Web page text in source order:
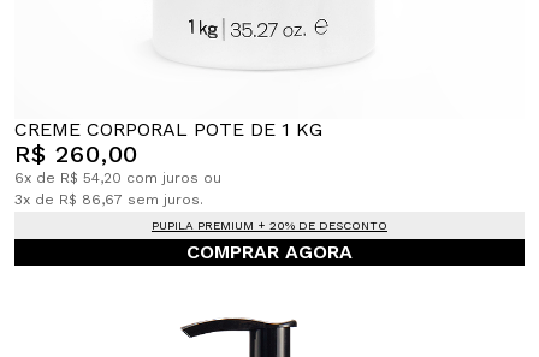
CREME CORPORAL POTE DE 1 KG
R$ 260,00
6x de R$ 54,20 com juros ou
3x de R$ 86,67 sem juros.
PUPILA PREMIUM + 20% DE DESCONTO
COMPRAR AGORA